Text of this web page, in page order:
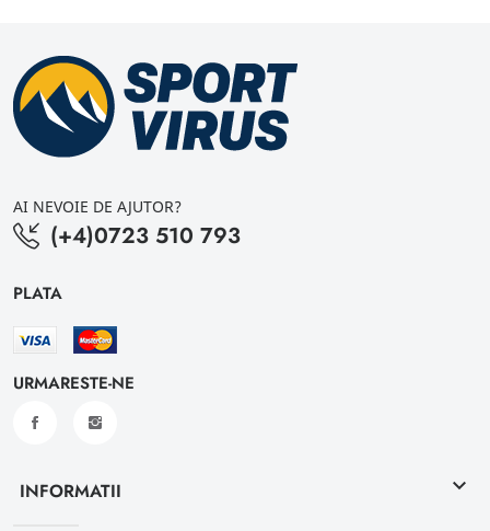
AI NEVOIE DE AJUTOR?
(+4)0723 510 793
PLATA
URMARESTE-NE
INFORMATII keyboard_arrow_down